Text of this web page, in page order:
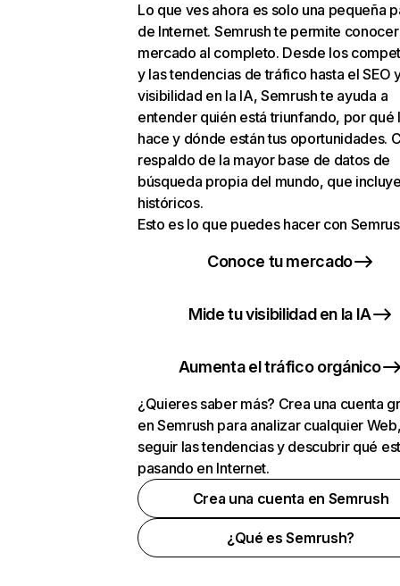
Lo que ves ahora es solo una pequeña
de Internet. Semrush te permite
mercado al completo. Desde los
y las tendencias de tráfico hasta el SEO
visibilidad en la IA, Semrush te ayuda a
entender quién está triunfando, por qué
hace y dónde están tus oportunidades.
respaldo de la mayor base de datos de
búsqueda propia del mundo, que
históricos.
Esto es lo que puedes hacer con
Conoce tu mercado
Mide tu visibilidad en la IA
Aumenta el tráfico orgánico
¿Quieres saber más? Crea una cuenta
en Semrush para analizar cualquier
seguir las tendencias y descubrir qué
pasando en Internet.
Crea una cuenta en Semrush
¿Qué es Semrush?